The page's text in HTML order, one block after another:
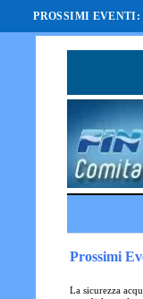
Prossimi
La sicurezza
PROSSIMI EVENTI: